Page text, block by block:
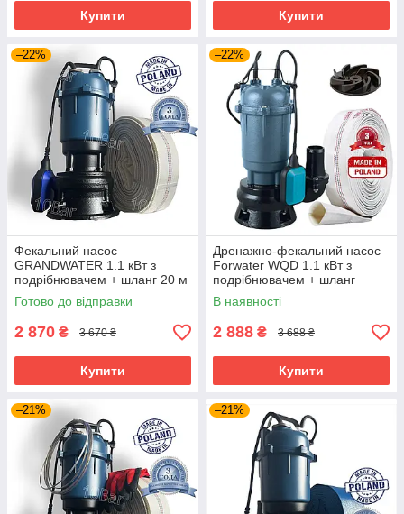
Купити Купити
–22%
Фекальний насос
GRANDWATER 1.1 кВт з
подрібнювачем + шланг 20 м
(комплект) гарантія 3 роки
Готово до відправки
2 870 ₴ 3 670 ₴
Купити
–22%
Дренажно-фекальний насос
Forwater WQD 1.1 кВт з
подрібнювачем + шланг
10м(або20м)
В наявності
2 888 ₴ 3 688 ₴
Купити
–21% –21%